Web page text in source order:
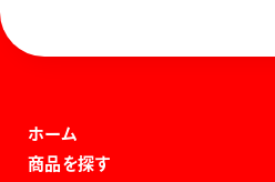
ホーム
商品を探す